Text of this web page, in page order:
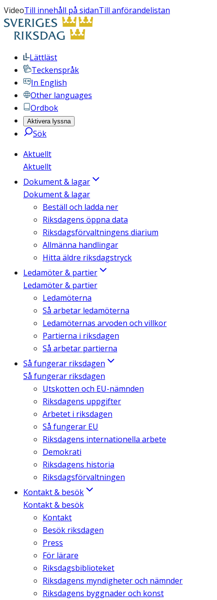
VideoTill innehåll på sidanTill anförandelistan
Lättläst
Teckenspråk
In English
Other languages
Ordbok
Aktivera lyssna
Sök
Aktuellt
Aktuellt
Dokument & lagar
Dokument & lagar
Beställ och ladda ner
Riksdagens öppna data
Riksdagsförvaltningens diarium
Allmänna handlingar
Hitta äldre riksdagstryck
Ledamöter & partier
Ledamöter & partier
Ledamöterna
Så arbetar ledamöterna
Ledamöternas arvoden och villkor
Partierna i riksdagen
Så arbetar partierna
Så fungerar riksdagen
Så fungerar riksdagen
Utskotten och EU-nämnden
Riksdagens uppgifter
Arbetet i riksdagen
Så fungerar EU
Riksdagens internationella arbete
Demokrati
Riksdagens historia
Riksdagsförvaltningen
Kontakt & besök
Kontakt & besök
Kontakt
Besök riksdagen
Press
För lärare
Riksdagsbiblioteket
Riksdagens myndigheter och nämnder
Riksdagens byggnader och konst